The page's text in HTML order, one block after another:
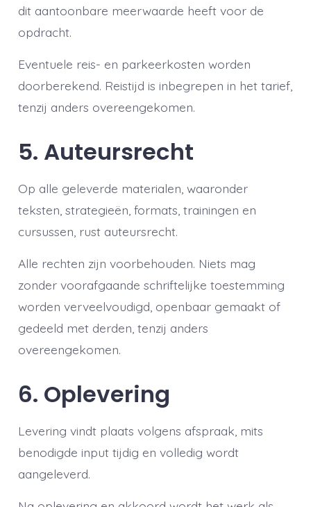
dit aantoonbare meerwaarde heeft voor de
opdracht.
Eventuele reis- en parkeerkosten worden
doorberekend. Reistijd is inbegrepen in het tarief,
tenzij anders overeengekomen.
5. Auteursrecht
Op alle geleverde materialen, waaronder
teksten, strategieën, formats, trainingen en
cursussen, rust auteursrecht.
Alle rechten zijn voorbehouden. Niets mag
zonder voorafgaande schriftelijke toestemming
worden verveelvoudigd, openbaar gemaakt of
gedeeld met derden, tenzij anders
overeengekomen.
6. Oplevering
Levering vindt plaats volgens afspraak, mits
benodigde input tijdig en volledig wordt
aangeleverd.